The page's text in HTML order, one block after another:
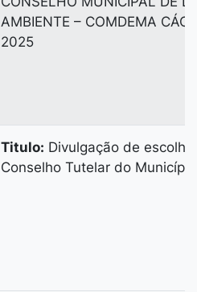
AMBIENTE – COMDEMA
2025
Titulo: Divulgação de
Conselho Tutelar do